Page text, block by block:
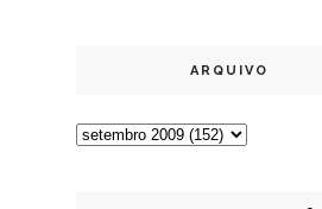
ARQUIVO